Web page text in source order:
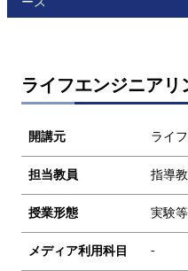
ライフエンジニア
開講元 ライ
担当教員 指導
授業形態 実験
メディア利用科目 -